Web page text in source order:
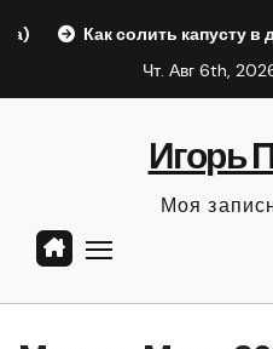
Как солить капусту в
Чт. Авг 6th,
Игорь
Моя